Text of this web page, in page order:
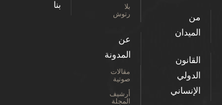
من
الميدان
القانون
الدولي
الإنساني
بلا
رتوش
عن
المدونة
مقالات
صوتية
أرشيف
المجلة
بنا